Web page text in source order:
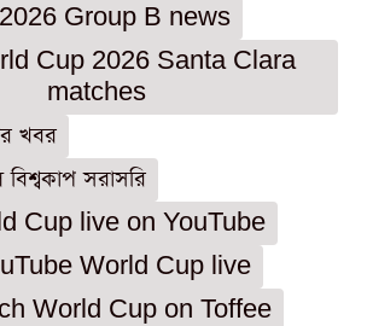
Group B news
Cup 2026 Santa Clara
matches
খবর
সরাসরি
Cup live on YouTube
World Cup live
World Cup on Toffee